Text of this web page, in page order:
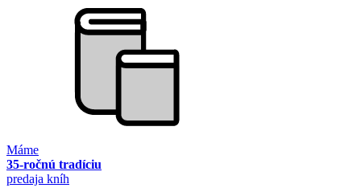
Máme
35-ročnú tradíciu
predaja kníh